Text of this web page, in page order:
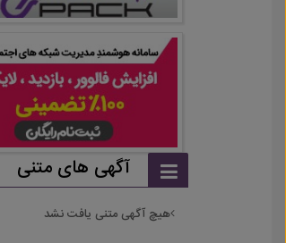
آگهی های متنی
هیچ آگهی متنی یافت نشد